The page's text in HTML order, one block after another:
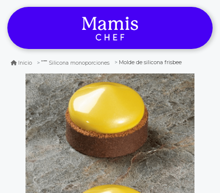
Inicio Silicona monoporciones Molde de silicona frisbee